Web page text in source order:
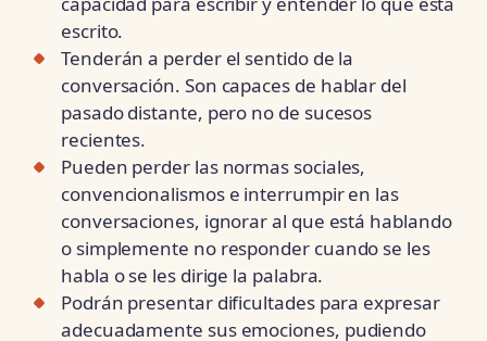
escrito.
Tenderán a perder el sentido de la
conversación. Son capaces de hablar del
pasado distante, pero no de sucesos
recientes.
Pueden perder las normas sociales,
convencionalismos e interrumpir en las
conversaciones, ignorar al que está hablando
o simplemente no responder cuando se les
habla o se les dirige la palabra.
Podrán presentar dificultades para expresar
adecuadamente sus emociones, pudiendo